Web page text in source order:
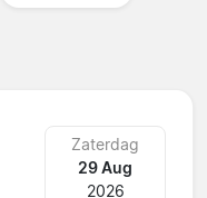
Zaterdag
29 Aug
2026